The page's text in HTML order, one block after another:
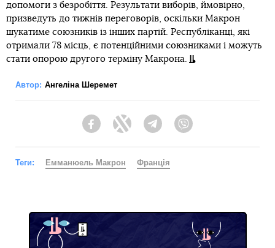
допомоги з безробіття. Результати виборів, ймовірно,
призведуть до тижнів переговорів, оскільки Макрон
шукатиме союзників із інших партій. Республіканці, які
отримали 78 місць, є потенційними союзниками і можуть
стати опорою другого терміну Макрона.
Автор: Ангеліна Шеремет
FacebookTwitter Telegram
Теги: Емманюель Макрон Франція